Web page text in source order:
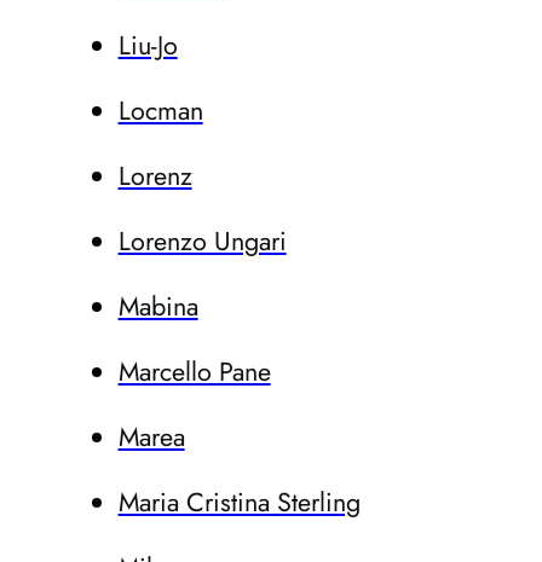
Liu-Jo
Locman
Lorenz
Lorenzo Ungari
Mabina
Marcello Pane
Marea
Maria Cristina Sterling